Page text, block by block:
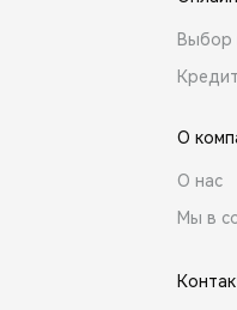
Выбор
Кредит
О
О нас
Мы в